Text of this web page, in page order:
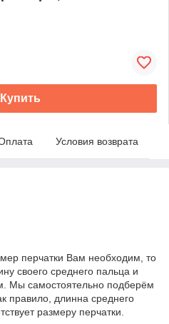
Купить
Условия возврата
перчатки Вам необходим, то
своего среднего пальца и
Мы самостоятельно подберём
правило, длинна среднего
размеру перчатки.